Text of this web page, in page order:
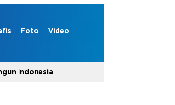
Foto Video
Indonesia